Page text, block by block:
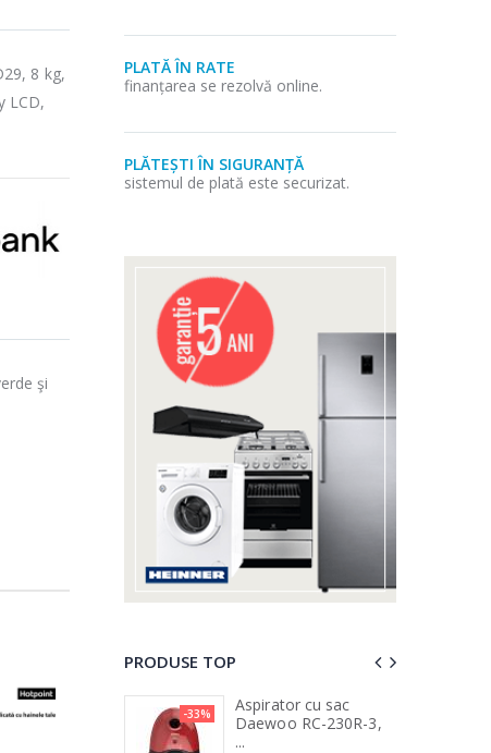
8 kg,
LCD,
şi
PLATĂ ÎN RATE
finanțarea se rezolvă online.
PLĂTEȘTI ÎN SIGURANȚĂ
sistemul de plată este securizat.
PRODUSE TOP
de tocat carne
...
-33%
Aspirator cu sac
Daewoo RC-230R-3,
...